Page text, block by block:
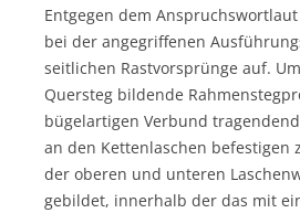
Entgegen dem
bei der angegriffenen
seitlichen Rastvorsprünge auf.
Quersteg bildende
bügelartigen Verbund
an den Kettenlaschen befestigen
der oberen und unteren
gebildet, innerhalb der das mit